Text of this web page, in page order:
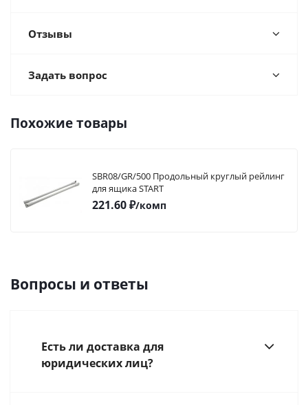
Отзывы
Задать вопрос
Похожие товары
SBR08/GR/500 Продольный круглый рейлинг
для ящика START
221.60₽/комп
Вопросы и ответы
Есть ли доставка для
юридических лиц?